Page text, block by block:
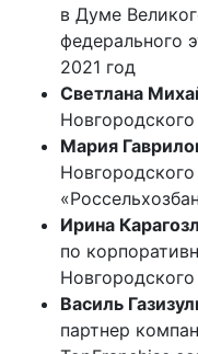
в Думе
федерального
2021 год
Светлана
Мария
Ирина
по
Василь
партнер